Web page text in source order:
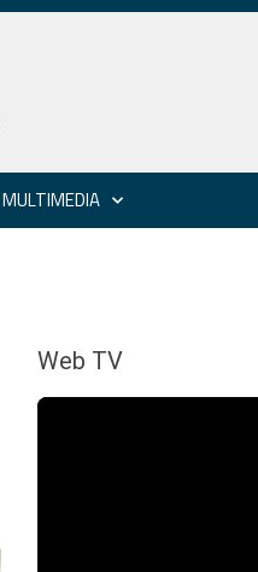
MULTIMEDIA
Web TV